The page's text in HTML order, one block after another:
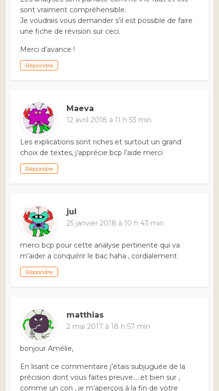
sont vraiment compréhensible.
Je voudrais vous demander s’il est possible de faire
une fiche de révision sur ceci.
Merci d’avance !
Répondre
Maeva
12 avril 2018 à 11 h 53 min
Les explications sont riches et surtout un grand
choix de textes, j’apprécie bcp l’aide merci
Répondre
jul
25 janvier 2018 à 10 h 43 min
merci bcp pour cette analyse pertinente qui va
m’aider a conquérir le bac haha , cordialement
Répondre
matthias
2 mai 2017 à 18 h 57 min
bonjour Amélie,
En lisant ce commentaire j’étais subjuguée de la
précision dont vous faites preuve…..et bien sur ,
comme un con , je m’aperçois à la fin de votre